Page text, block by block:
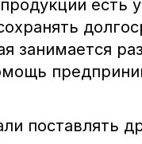
есть
занимается
поставлять